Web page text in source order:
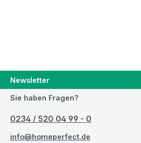
Newsletter
Sie haben Fragen?
0234 / 520 04 99 - 0
info@homeperfect.de